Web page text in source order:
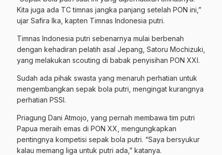
Kita juga ada TC timnas jangka panjang setelah PON ini,”
ujar Safira Ika, kapten Timnas Indonesia putri.
Timnas Indonesia putri sebenarnya mulai berbenah
dengan kehadiran pelatih asal Jepang, Satoru Mochizuki,
yang melakukan scouting di babak penyisihan PON XXI.
Sudah ada pihak swasta yang menaruh perhatian untuk
mengembangkan sepak bola putri, mengingat kurangnya
perhatian PSSI.
Priagung Dani Atmojo, yang pernah membawa tim putri
Papua meraih emas di PON XX, mengungkapkan
pentingnya kompetisi sepak bola putri. “Saya bersyukur
kalau memang liga untuk putri ada,” katanya.